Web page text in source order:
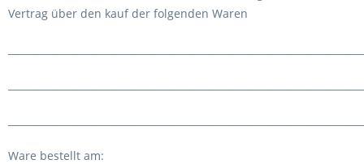
Vertrag über den kauf der folgenden Waren
Ware bestellt am: